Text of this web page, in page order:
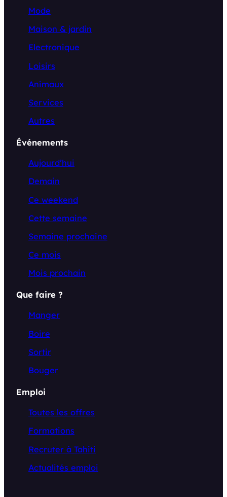
Mode
Maison & jardin
Electronique
Loisirs
Animaux
Services
Autres
Événements
Aujourd’hui
Demain
Ce weekend
Cette semaine
Semaine prochaine
Ce mois
Mois prochain
Que faire ?
Manger
Boire
Sortir
Bouger
Emploi
Toutes les offres
Formations
Recruter à Tahiti
Actualités emploi